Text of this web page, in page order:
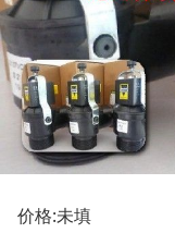
价格:未填